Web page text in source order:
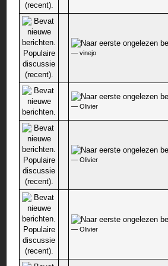
—vinejo
1 stem - 2 van 5 gemiddeld
—Olivier
0 stem - 0 van 5 gemiddeld
—Olivier
0 stem - 0 van 5 gemiddeld
—Olivier
0 stem - 0 van 5 gemiddeld